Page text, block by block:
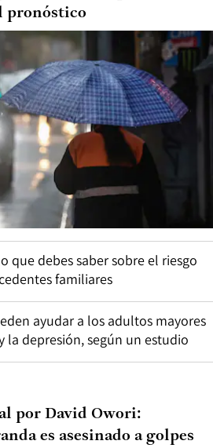
pronóstico
que debes saber sobre el riesgo
familiares
ayudar a los adultos mayores
la depresión, según un estudio
por David Owori:
es asesinado a golpes